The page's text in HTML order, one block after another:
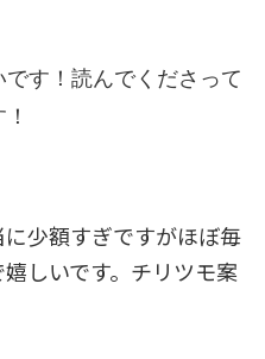
す！読んでくださって
少額すぎですがほぼ毎
しいです。チリツモ案